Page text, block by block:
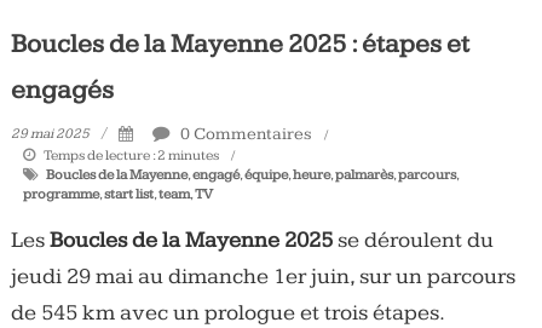
Boucles de la Mayenne 2025 : étapes et
engagés
29 mai 2025 0 Commentaires
Temps de lecture :2 minutes
Boucles de la Mayenne,engagé,équipe,heure,palmarès,parcours,
programme,start list,team,TV
LesBoucles de la Mayenne 2025se déroulent du
jeudi 29 mai au dimanche 1er juin, sur un parcours
de 545 km avec un prologue et trois étapes.